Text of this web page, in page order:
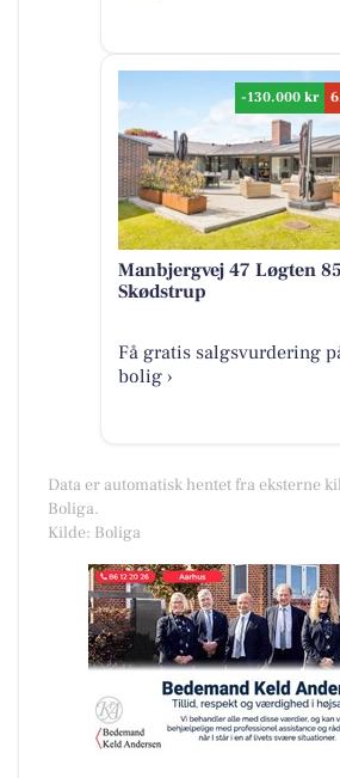
-130.000 kr
Manbjergvej 47 Løgten
Skødstrup
Få gratis salgsvurdering
bolig ›
Data er automatisk hentet fra eksterne
Boliga.
Kilde: Boliga